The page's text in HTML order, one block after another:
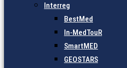
Interreg
BestMed
In-MedTouR
SmartMED
GEOSTARS